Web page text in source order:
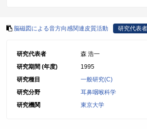
脳磁図による音方向感関連皮質活動 研究代表者
研究代表者
森 浩一
研究期間 (年度)
1995
研究種目
一般研究(C)
研究分野
耳鼻咽喉科学
研究機関
東京大学